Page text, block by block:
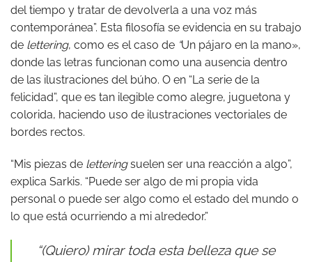
del tiempo y tratar de devolverla a una voz más
contemporánea”. Esta filosofía se evidencia en su trabajo
de lettering, como es el caso de “Un pájaro en la mano»,
donde las letras funcionan como una ausencia dentro
de las ilustraciones del búho. O en “La serie de la
felicidad”, que es tan ilegible como alegre, juguetona y
colorida, haciendo uso de ilustraciones vectoriales de
bordes rectos.
“Mis piezas de letteringsuelen ser una reacción a algo”,
explica Sarkis. “Puede ser algo de mi propia vida
personal o puede ser algo como el estado del mundo o
lo que está ocurriendo a mi alrededor.”
“(Quiero) mirar toda esta belleza que se